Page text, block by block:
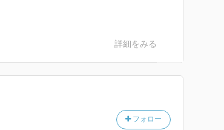
詳細をみる
フォロー